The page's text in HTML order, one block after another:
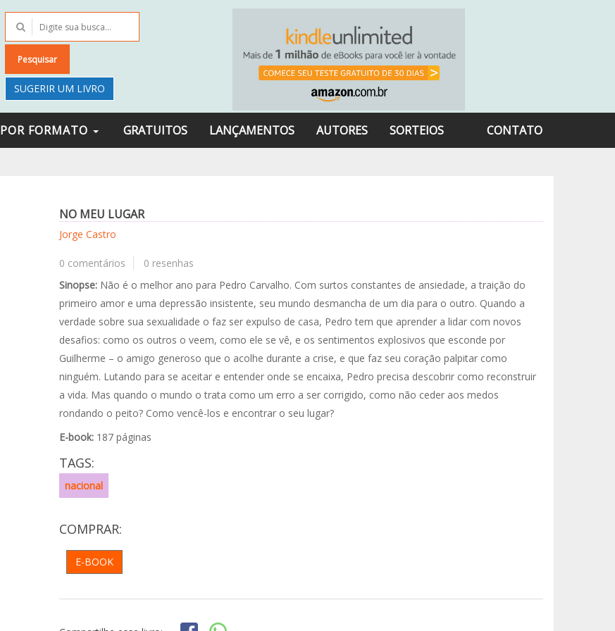
Pesquisar
SUGERIR UM LIVRO
POR FORMATO GRATUITOS LANÇAMENTOS AUTORES SORTEIOS CONTATO
NO MEU LUGAR
Jorge Castro
0 comentários
0 resenhas
Sinopse: Não é o melhor ano para Pedro Carvalho. Com surtos constantes de ansiedade, a traição do
primeiro amor e uma depressão insistente, seu mundo desmancha de um dia para o outro. Quando a
verdade sobre sua sexualidade o faz ser expulso de casa, Pedro tem que aprender a lidar com novos
desafios: como os outros o veem, como ele se vê, e os sentimentos explosivos que esconde por
Guilherme – o amigo generoso que o acolhe durante a crise, e que faz seu coração palpitar como
ninguém. Lutando para se aceitar e entender onde se encaixa, Pedro precisa descobrir como reconstruir
a vida. Mas quando o mundo o trata como um erro a ser corrigido, como não ceder aos medos
rondando o peito? Como vencê-los e encontrar o seu lugar?
E-book: 187 páginas
TAGS:
nacional
COMPRAR:
E-BOOK